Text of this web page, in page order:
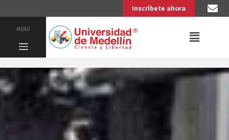
Inscríbete ahora
MENÚ